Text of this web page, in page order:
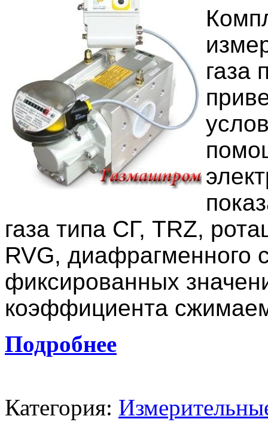
газа
газа типа СГ, TRZ,
RVG, диафрагменного
фиксированных
коэффициента
Подробнее
Категория: